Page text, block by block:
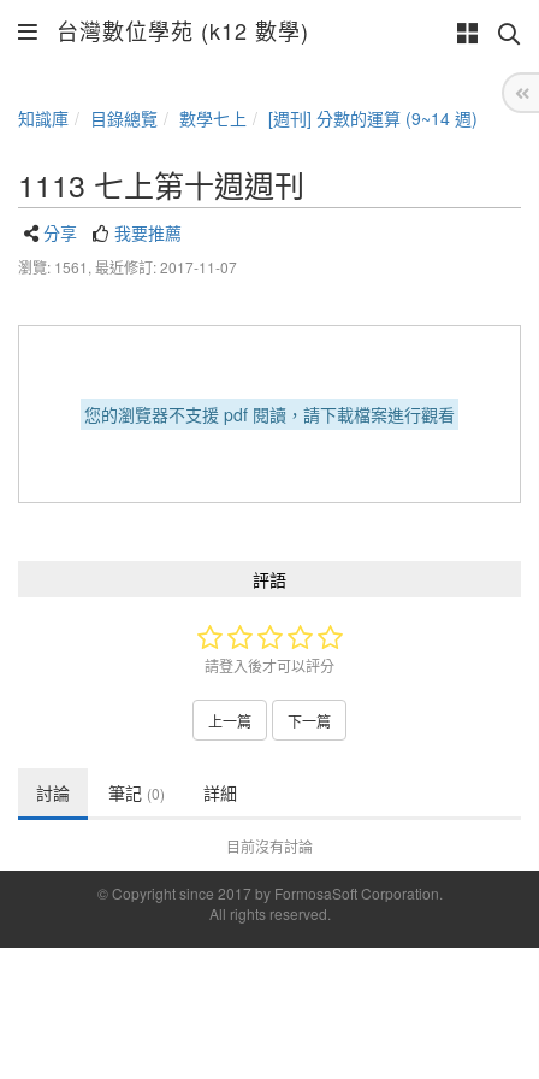
台灣數位學苑 (k12 數學)
知識庫 目錄總覽 數學七上 [週刊] 分數的運算 (9~14 週)
1113 七上第十週週刊
分享 我要推薦
瀏覽: 1561, 最近修訂: 2017-11-07
您的瀏覽器不支援 pdf 閱讀，請下載檔案進行觀看
評語
請登入後才可以評分
上一篇 下一篇
討論 筆記 (0) 詳細
目前沒有討論
© Copyright since 2017 by FormosaSoft Corporation.
All rights reserved.